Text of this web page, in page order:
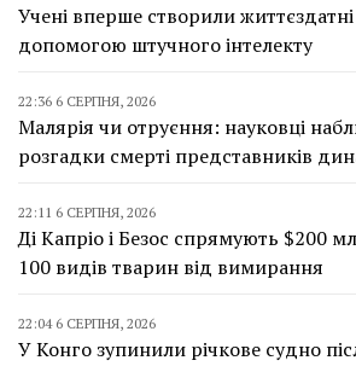
Учені вперше створили життєздатні
допомогою штучного інтелекту
22:36 6 СЕРПНЯ, 2026
Малярія чи отруєння: науковці
розгадки смерті представників
22:11 6 СЕРПНЯ, 2026
Ді Капріо і Безос спрямують $200
100 видів тварин від вимирання
22:04 6 СЕРПНЯ, 2026
У Конго зупинили річкове судно